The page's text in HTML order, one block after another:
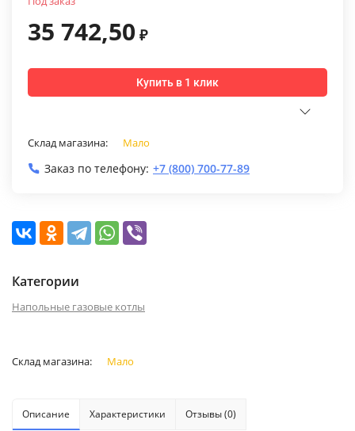
35 742,50 ₽
Купить в 1 клик
Склад магазина: Мало
Заказ по телефону: +7 (800) 700-77-89
Категории
Напольные газовые котлы
Склад магазина: Мало
Описание Характеристики Отзывы (0)